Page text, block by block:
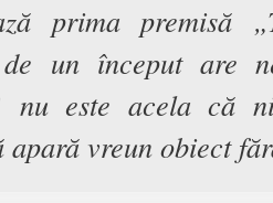
prima premisă
de un început are
nu este acela că
apară vreun obiect